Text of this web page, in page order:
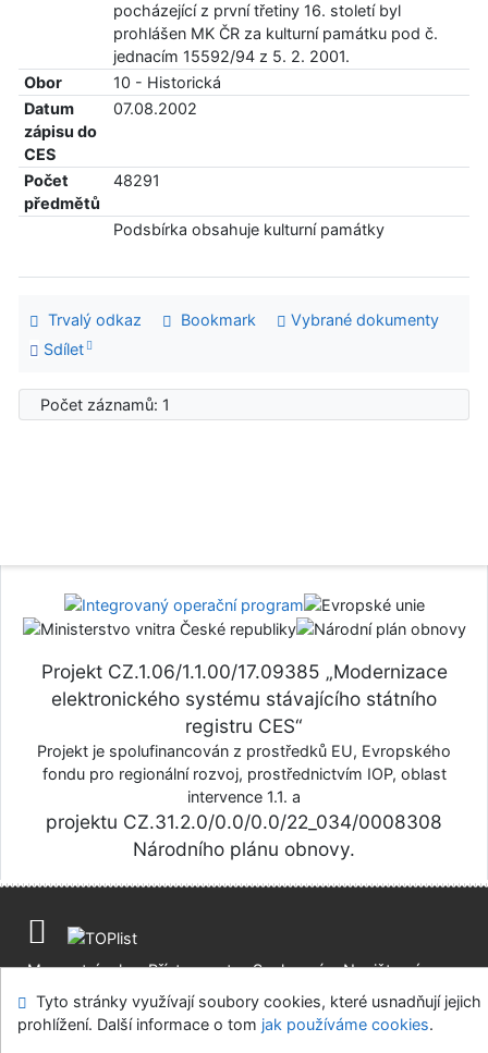
pocházející z první třetiny 16. století byl
prohlášen MK ČR za kulturní památku pod č.
jednacím 15592/94 z 5. 2. 2001.
Obor
10 - Historická
Datum
zápisu do
CES
07.08.2002
Počet
předmětů
48291
Podsbírka obsahuje kulturní památky
Trvalý odkaz Bookmark
Vybrané dokumenty
Sdílet
Počet záznamů: 1
Projekt CZ.1.06/1.1.00/17.09385 „Modernizace
elektronického systému stávajícího státního
registru CES“
Projekt je spolufinancován z prostředků EU, Evropského
fondu pro regionální rozvoj, prostřednictvím IOP, oblast
intervence 1.1. a
projektu CZ.31.2.0/0.0/0.0/22_034/0008308
Národního plánu obnovy.
Mapa stránek Přístupnost Soukromí
Napište nám
Nastavení cookies
Tyto stránky využívají soubory cookies, které usnadňují jejich
prohlížení. Další informace o tom jak používáme cookies.